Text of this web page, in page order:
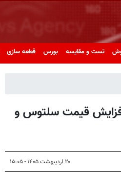
تست و مقایسه بورس قطعه سازی
۲ خودرو کیا در اردیبهشت ۱۴۰۵؛ افزایش قیمت سلتوس و
۲۰ اردیبهشت ۱۴۰۵ - ۱۵:۰۵